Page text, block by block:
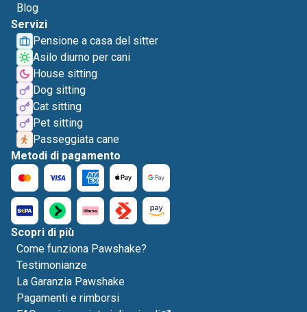
Blog
Servizi
Pensione a casa del sitter
Asilo diurno per cani
House sitting
Dog sitting
Cat sitting
Pet sitting
Passeggiata cane
Metodi di pagamento
Scopri di più
Come funziona Pawshake?
Testimonianze
La Garanzia Pawshake
Pagamenti e rimborsi